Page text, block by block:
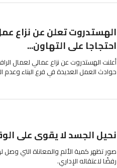
الهستدروت تعلن عن نزاع
احتجاجا على التهاون...
أعلنت الهستدروت عن نزاع عمالي لعمال
حوادث العمل العديدة في فرع البناء وعدم
نحيل الجسد لا يقوى على
رفضًا لاعتقاله الإداري.